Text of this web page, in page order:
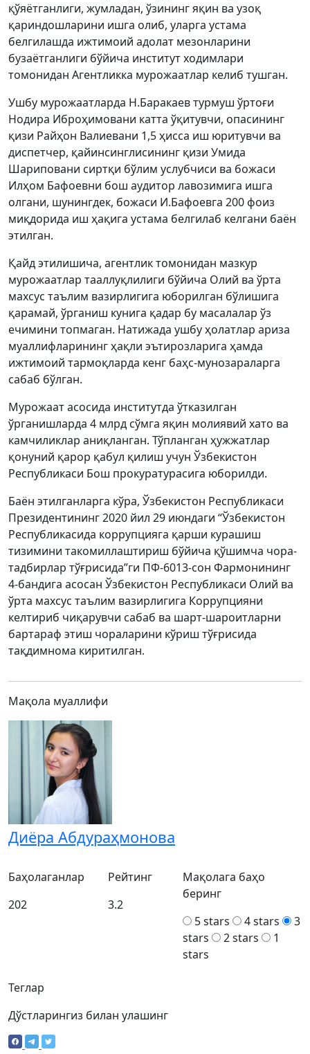
қўяётганлиги, жумладан, ўзининг яқин ва узоқ
қариндошларини ишга олиб, уларга устама
белгилашда ижтимоий адолат мезонларини
бузаётганлиги бўйича институт ходимлари
томонидан Агентликка мурожаатлар келиб тушган.
Ушбу мурожаатларда Н.Баракаев турмуш ўртоғи
Нодира Иброҳимовани катта ўқитувчи, опасининг
қизи Райҳон Валиевани 1,5 ҳисса иш юритувчи ва
диспетчер, қайинсинглисининг қизи Умида
Шариповани сиртқи бўлим услубчиси ва божаси
Илҳом Бафоевни бош аудитор лавозимига ишга
олгани, шунингдек, божаси И.Бафоевга 200 фоиз
миқдорида иш ҳақига устама белгилаб келгани баён
этилган.
Қайд этилишича, агентлик томонидан мазкур
мурожаатлар тааллуқлилиги бўйича Олий ва ўрта
махсус таълим вазирлигига юборилган бўлишига
қарамай, ўрганиш кунига қадар бу масалалар ўз
ечимини топмаган. Натижада ушбу ҳолатлар ариза
муаллифларининг ҳақли эътирозларига ҳамда
ижтимоий тармоқларда кенг баҳс-мунозараларга
сабаб бўлган.
Мурожаат асосида институтда ўтказилган
ўрганишларда 4 млрд сўмга яқин молиявий хато ва
камчиликлар аниқланган. Тўпланган ҳужжатлар
қонуний қарор қабул қилиш учун Ўзбекистон
Республикаси Бош прокуратурасига юборилди.
Баён этилганларга кўра, Ўзбекистон Республикаси
Президентининг 2020 йил 29 июндаги “Ўзбекистон
Республикасида коррупцияга қарши курашиш
тизимини такомиллаштириш бўйича қўшимча чора-
тадбирлар тўғрисида”ги ПФ-6013-сон Фармонининг
4-бандига асосан Ўзбекистон Республикаси Олий ва
ўрта махсус таълим вазирлигига Коррупцияни
келтириб чиқарувчи сабаб ва шарт-шароитларни
бартараф этиш чораларини кўриш тўғрисида
тақдимнома киритилган.
Мақола муаллифи
Диёра Абдураҳмoнова
Теглар
Баҳолаганлар
202
Рейтинг
3.2
Мақолага баҳо
беринг
5 stars
4 stars
3
stars
2 stars
1
stars
Дўстларингиз билан улашинг